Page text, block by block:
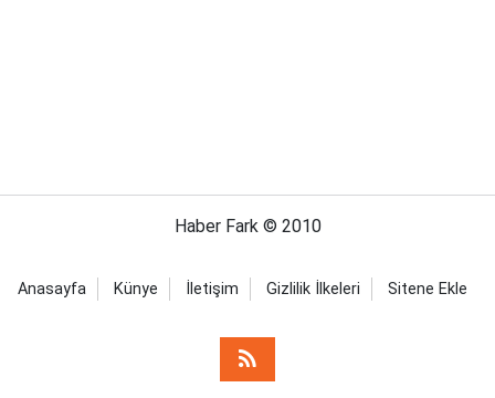
Haber Fark © 2010
Anasayfa Künye İletişim Gizlilik İlkeleri Sitene Ekle